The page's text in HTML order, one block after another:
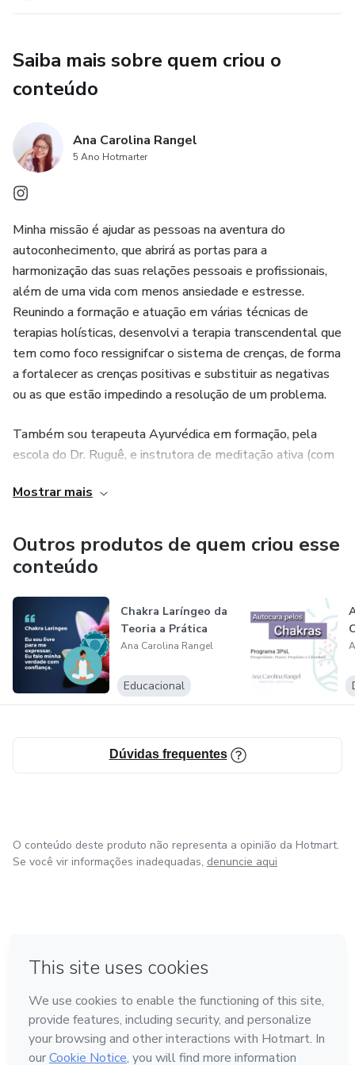
Saiba mais sobre quem criou o
conteúdo
Ana Carolina Rangel
5 Ano Hotmarter
Minha missão é ajudar as pessoas na aventura do
autoconhecimento, que abrirá as portas para a
harmonização das suas relações pessoais e profissionais,
além de uma vida com menos ansiedade e estresse.
Reunindo a formação e atuação em várias técnicas de
terapias holísticas, desenvolvi a terapia transcendental que
tem como foco ressignifcar o sistema de crenças, de forma
a fortalecer as crenças positivas e substituir as negativas
ou as que estão impedindo a resolução de um problema.
Também sou terapeuta Ayurvédica em formação, pela
escola do Dr. Ruguê, e instrutora de meditação ativa (com
Mostrar mais
Outros produtos de quem criou esse
conteúdo
Chakra Laríngeo da
Teoria a Prática
Ana Carolina Rangel
Educacional
Dúvidas frequentes
O conteúdo deste produto não representa a opinião da Hotmart.
Se você vir informações inadequadas, denuncie aqui
Feito com ❤
em Belo Horizonte
na Cidade do México